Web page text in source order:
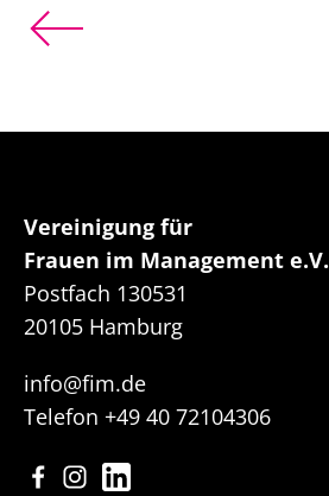
Vereinigung für
Frauen im Management e.V.
Postfach 130531
20105 Hamburg
info@fim.de
Telefon +49 40 72104306